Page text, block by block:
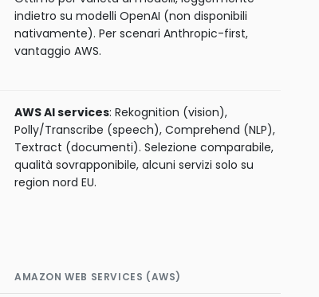
indietro su modelli OpenAI (non disponibili
nativamente). Per scenari Anthropic-first,
vantaggio AWS.
AWS AI services: Rekognition (vision),
Polly/Transcribe (speech), Comprehend (NLP),
Textract (documenti). Selezione comparabile,
qualità sovrapponibile, alcuni servizi solo su
region nord EU.
AMAZON WEB SERVICES (AWS)